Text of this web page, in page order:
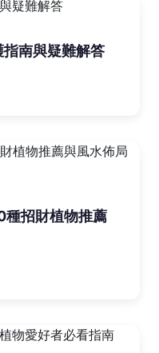
南與疑難解答
種招財植物推薦